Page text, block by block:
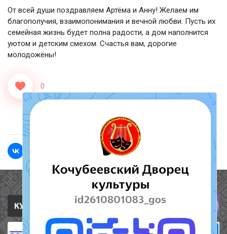
От всей души поздравляем Артёма и Анну! Желаем им
благополучия, взаимопонимания и вечной любви. Пусть их
семейная жизнь будет полна радости, а дом наполнится
уютом и детским смехом. Счастья вам, дорогие
молодожёны!
0
Полезные ссылки